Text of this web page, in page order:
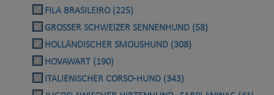
FILA BRASILEIRO (225)
GROSSER SCHWEIZER SENNENHUND (58)
HOLLÄNDISCHER SMOUSHUND (308)
HOVAWART (190)
ITALIENISCHER CORSO-HUND (343)